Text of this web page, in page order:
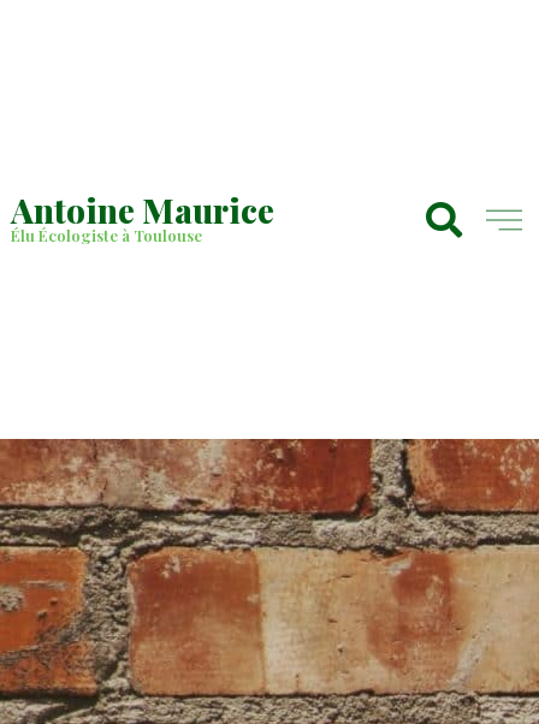
Antoine Maurice
Élu Écologiste à Toulouse